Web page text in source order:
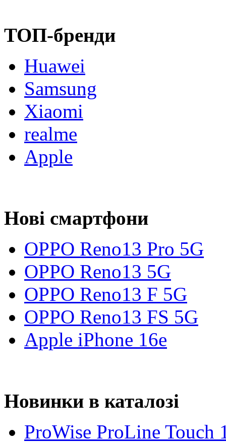
ТОП-бренди
Huawei
Samsung
Xiaomi
realme
Apple
Нові смартфони
OPPO Reno13 Pro 5G
OPPO Reno13 5G
OPPO Reno13 F 5G
OPPO Reno13 FS 5G
Apple iPhone 16e
Новинки в каталозі
ProWise ProLine Touch